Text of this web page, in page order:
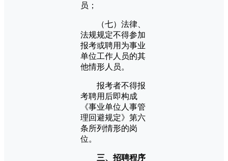
员；
（七）法律、
法规规定不得参加
报考或聘用为事业
单位工作人员的其
他情形人员。
报考者不得报
考聘用后即构成
《事业单位人事管
理回避规定》第六
条所列情形的岗
位。
三、招聘程序